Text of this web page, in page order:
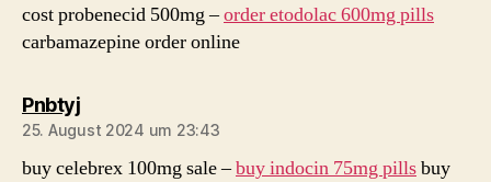
cost probenecid 500mg –order etodolac 600mg pills
carbamazepine order online
Pnbtyjsagt:
25. August 2024 um 23:43
buy celebrex 100mg sale –buy indocin 75mg pillsbuy